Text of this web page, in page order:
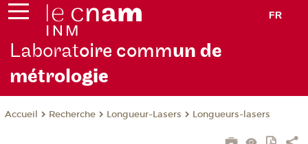
FR
Laboratoire commun de
métrologie
Accueil Recherche Longueur-Lasers Longueurs-lasers